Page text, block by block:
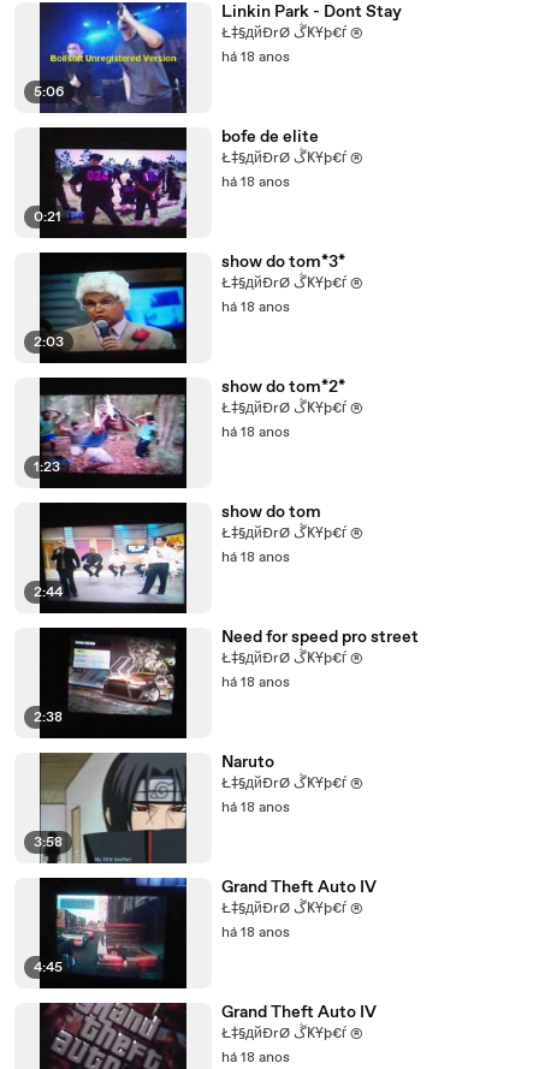
5:06
Linkin Park - Dont Stay
Ł‡§дйĐrØ ڴҜҰþ€ѓ ®
há 18 anos
0:21
bofe de elite
Ł‡§дйĐrØ ڴҜҰþ€ѓ ®
há 18 anos
2:03
show do tom*3*
Ł‡§дйĐrØ ڴҜҰþ€ѓ ®
há 18 anos
1:23
show do tom*2*
Ł‡§дйĐrØ ڴҜҰþ€ѓ ®
há 18 anos
2:44
show do tom
Ł‡§дйĐrØ ڴҜҰþ€ѓ ®
há 18 anos
2:38
Need for speed pro street
Ł‡§дйĐrØ ڴҜҰþ€ѓ ®
há 18 anos
3:58
Naruto
Ł‡§дйĐrØ ڴҜҰþ€ѓ ®
há 18 anos
4:45
Grand Theft Auto IV
Ł‡§дйĐrØ ڴҜҰþ€ѓ ®
há 18 anos
Grand Theft Auto IV
Ł‡§дйĐrØ ڴҜҰþ€ѓ ®
há 18 anos